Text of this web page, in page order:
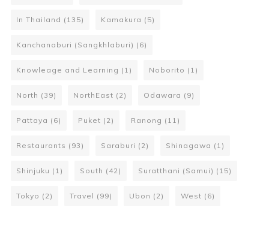
In Thailand (135) Kamakura (5)
Kanchanaburi (Sangkhlaburi) (6)
Knowleage and Learning (1) Noborito (1)
North (39) NorthEast (2) Odawara (9)
Pattaya (6) Puket (2) Ranong (11)
Restaurants (93) Saraburi (2) Shinagawa (1)
Shinjuku (1) South (42) Suratthani (Samui) (15)
Tokyo (2) Travel (99) Ubon (2) West (6)